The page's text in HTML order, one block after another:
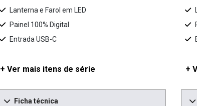
Lanterna e Farol em LED
Painel 100% Digital
Entrada USB-C
+ Ver mais itens de série
Ficha técnica
+